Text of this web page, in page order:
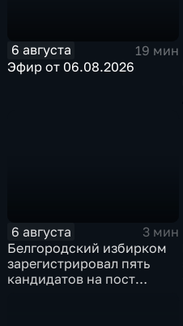
6 августа
19 мин
Эфир от 06.08.2026
6 августа
3 мин
Белгородский избирком
зарегистрировал пять
кандидатов на пост